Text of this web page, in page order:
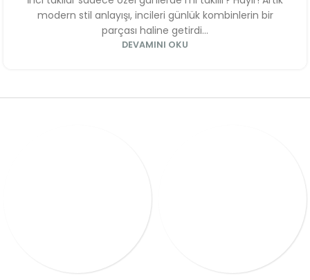
modern stil anlayışı, incileri günlük kombinlerin bir
parçası haline getirdi...
DEVAMINI OKU